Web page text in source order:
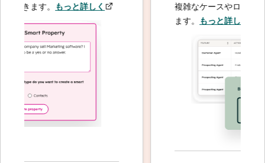
きます。もっと詳しく
複雑なケースやロイヤルテ
ます。もっと詳しく